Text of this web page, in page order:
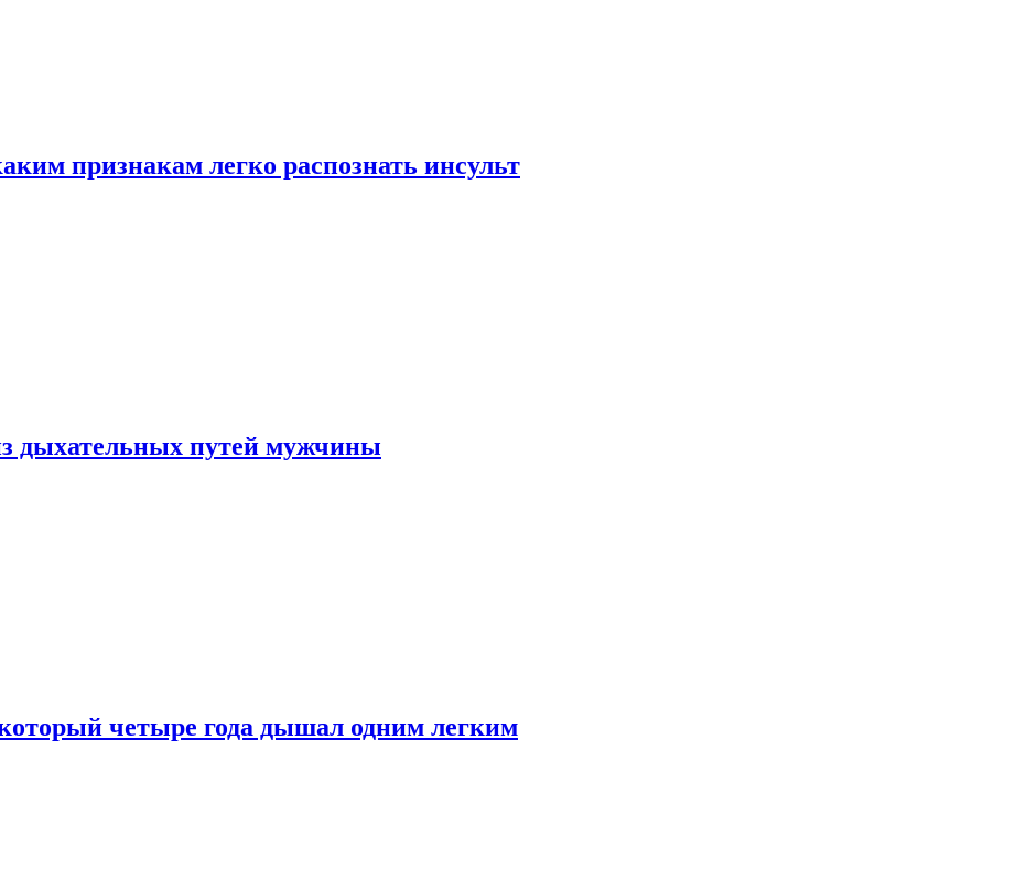
признакам легко распознать инсульт
дыхательных путей мужчины
четыре года дышал одним легким